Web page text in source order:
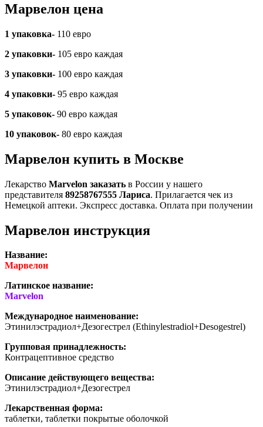
Марвелон цена
1 упаковка- 110 евро
2 упаковки- 105 евро каждая
3 упаковки- 100 евро каждая
4 упаковки- 95 евро каждая
5 упаковок- 90 евро каждая
10 упаковок- 80 евро каждая
Марвелон купить в Москве
Лекарство Marvelon заказать в России у нашего
представителя 89258767555 Лариса. Прилагается чек из
Немецкой аптеки. Экспресс доставка. Оплата при получении
Марвелон инструкция
Название:
Марвелон
Латинское название:
Marvelon
Международное наименование:
Этинилэстрадиол+Дезогестрел (Ethinylestradiol+Desogestrel)
Групповая принадлежность:
Контрацептивное средство
Описание действующего вещества:
Этинилэстрадиол+Дезогестрел
Лекарственная форма:
таблетки, таблетки покрытые оболочкой